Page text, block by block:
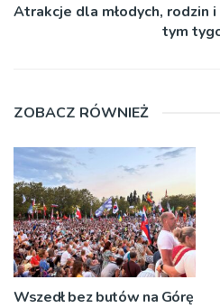
Atrakcje dla młodych, rodzin
tym
ZOBACZ RÓWNIEŻ
Wszedł bez butów na Górę